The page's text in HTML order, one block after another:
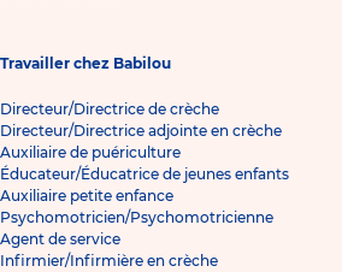
Travailler chez Babilou
Directeur/Directrice de crèche
Directeur/Directrice adjointe en crèche
Auxiliaire de puériculture
Éducateur/Éducatrice de jeunes enfants
Auxiliaire petite enfance
Psychomotricien/Psychomotricienne
Agent de service
Infirmier/Infirmière en crèche